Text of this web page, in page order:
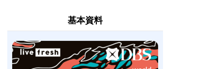
基本資料